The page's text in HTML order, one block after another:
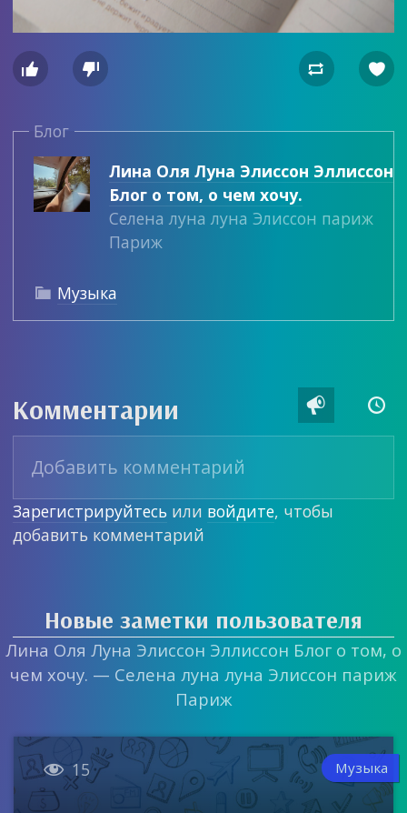
   
Блог
Лина Оля Луна Элиссон Эллиссон
Блог о том, о чем хочу.
Селена луна луна Элиссон париж
Париж
 Музыка
Комментарии  
Зарегистрируйтесь или войдите, чтобы
добавить комментарий
Новые заметки пользователя
Лина Оля Луна Элиссон Эллиссон Блог о том, о
чем хочу. — Селена луна луна Элиссон париж
Париж
 15 Музыка